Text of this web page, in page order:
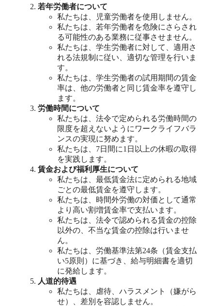
若年労働者について
私たちは、児童労働者を使用しません。
私たちは、若年労働者を危険にさらされ
る可能性のある業務に従事させません。
私たちは、学生労働者に対して、適用さ
れる法規制に従い、適切な管理を行いま
す。
私たちは、学生労働者の試用期間の賃金
率は、他の労働者と同じ賃金率を遵守し
ます。
労働時間について
私たちは、法令で定められる労働時間の
限度を超えないようにワークライフバラ
ンスの実現に努めます。
私たちは、7日間に1日以上の休暇の取得
を実践します。
賃金および福利厚生について
私たちは、最低賃金法に定められる地域
ごとの最低賃金を遵守します。
私たちは、時間外労働の対価として通常
より高い割増賃金率で支払います。
私たちは、法令で認められる賃金の控除
以外の、不当な賃金の控除は行いませ
ん。
私たちは、労働基準法第24条（賃金支払
い5原則）に基づき、給与明細書を適切
に発給します。
人道的待遇
私たちは、虐待、ハラスメント（嫌がら
せ）、差別を容認しません。